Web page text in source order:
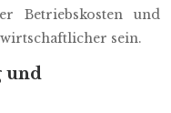
Betriebskosten und
sein.
und